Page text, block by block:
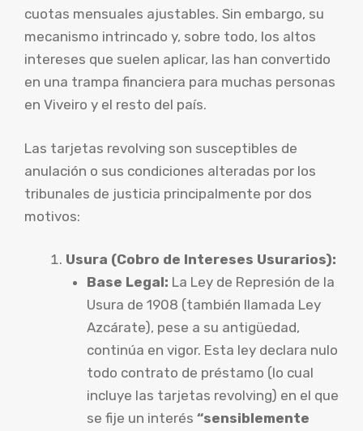
cuotas mensuales ajustables. Sin embargo, su
mecanismo intrincado y, sobre todo, los altos
intereses que suelen aplicar, las han convertido
en una trampa financiera para muchas personas
en Viveiro y el resto del país.
Las tarjetas revolving son susceptibles de
anulación o sus condiciones alteradas por los
tribunales de justicia principalmente por dos
motivos:
Usura (Cobro de Intereses Usurarios):
Base Legal: La Ley de Represión de la
Usura de 1908 (también llamada Ley
Azcárate), pese a su antigüedad,
continúa en vigor. Esta ley declara nulo
todo contrato de préstamo (lo cual
incluye las tarjetas revolving) en el que
se fije un interés “sensiblemente